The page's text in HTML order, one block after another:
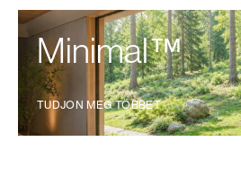
Minimal™
TUDJON MEG TÖBBET